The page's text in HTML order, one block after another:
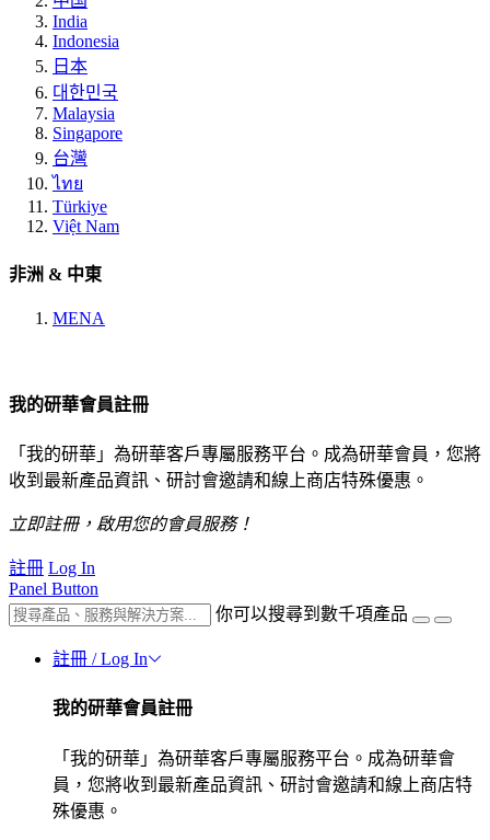
India
Indonesia
日本
대한민국
Malaysia
Singapore
台灣
ไทย
Türkiye
Việt Nam
非洲 & 中東
MENA
我的研華會員註冊
「我的研華」為研華客戶專屬服務平台。成為研華會員，您將
收到最新產品資訊、研討會邀請和線上商店特殊優惠。
立即註冊，啟用您的會員服務！
註冊 Log In
Panel Button
你可以搜尋到數千項產品
註冊 / Log In
我的研華會員註冊
「我的研華」為研華客戶專屬服務平台。成為研華會
員，您將收到最新產品資訊、研討會邀請和線上商店特
殊優惠。